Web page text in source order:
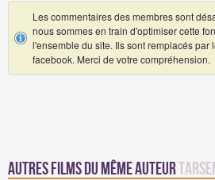
Les commentaires des membres sont
nous sommes en train d'optimiser cette
l'ensemble du site. Ils sont remplacés par
facebook. Merci de votre compréhension.
Autres Films du même auteur